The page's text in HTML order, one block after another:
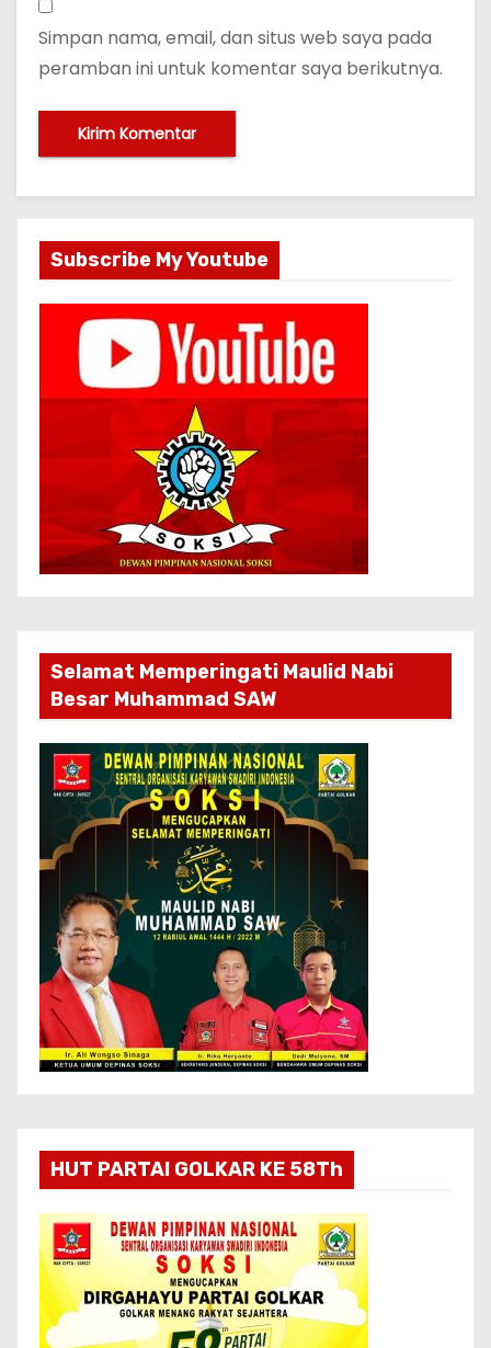
Simpan nama, email, dan situs web saya pada
peramban ini untuk komentar saya berikutnya.
Subscribe My Youtube
Selamat Memperingati Maulid Nabi
Besar Muhammad SAW
HUT PARTAI GOLKAR KE 58Th